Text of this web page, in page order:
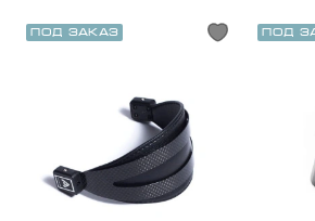
Под заказ Под